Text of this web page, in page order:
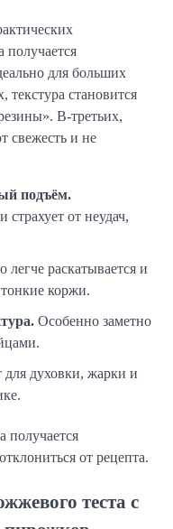
для больших
становится
В-третьих,
свежесть и не
подъём.
страхует от неудач,
легче раскатывается и
коржи.
Особенно заметно
для духовки, жарки и
получается
от рецепта.
теста с